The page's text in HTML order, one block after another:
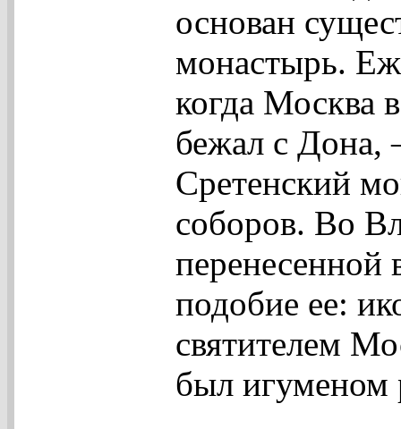
основан
монастырь.
когда Москва
бежал с Дона,
Сретенский
соборов. Во
перенесенной
подобие ее:
святителем
был игуменом